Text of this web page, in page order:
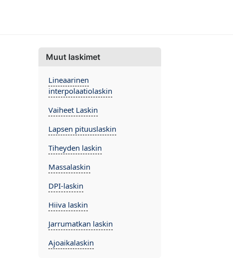
Muut laskimet
Lineaarinen
interpolaatiolaskin
Vaiheet Laskin
Lapsen pituuslaskin
Tiheyden laskin
Massalaskin
DPI-laskin
Hiiva laskin
Jarrumatkan laskin
Ajoaikalaskin